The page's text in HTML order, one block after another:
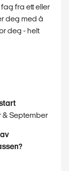
fra ett eller
deg med å
deg - helt
& September